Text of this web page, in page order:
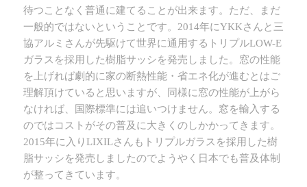
待つことなく普通に建てることが出来ます。ただ、まだ
一般的ではないということです。2014年にYKKさんと三
協アルミさんが先駆けて世界に通用するトリプルLOW-E
ガラスを採用した樹脂サッシを発売しました。窓の性能
を上げれば劇的に家の断熱性能・省エネ化が進むとはご
理解頂けていると思いますが、同様に窓の性能が上がら
なければ、国際標準には追いつけません。窓を輸入する
のではコストがその普及に大きくのしかかってきます。
2015年に入りLIXILさんもトリプルガラスを採用した樹
脂サッシを発売しましたのでようやく日本でも普及体制
が整ってきています。